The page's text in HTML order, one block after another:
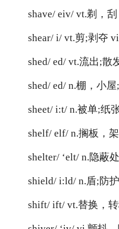
shave/ eiv/ vt.剃，
shear/ i/ vt.剪;剥夺
shed/ ed/ vt.流出;散
shed/ ed/ n.棚，小屋
sheet/ i:t/ n.被单;纸
shelf/ elf/ n.搁板，
shelter/ ‘elt/ n.隐蔽
shield/ i:ld/ n.盾;防
shift/ ift/ vt.替换，